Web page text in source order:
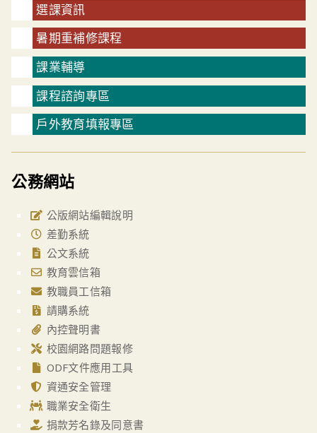
選課資訊
暑期重補修課程
課業輔導
課程諮詢專區
戶外教育填報專區
公務網站
公版網站編輯說明
差勤系統
公文系統
教育雲信箱
教職員工信箱
請購系統
內控聲明書
校園網路問題報修
ODF文件應用工具
資通安全管理
職業安全衛生
捐款芳名錄及同意書